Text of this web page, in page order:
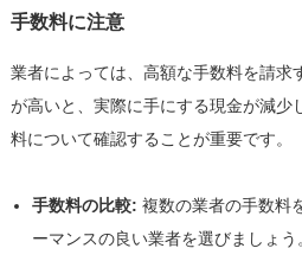
手数料に注意
業者によっては、高額な手数料を請求
が高いと、実際に手にする現金が減少
料について確認することが重要です。
手数料の比較: 複数の業者の手数料
ーマンスの良い業者を選びましょう